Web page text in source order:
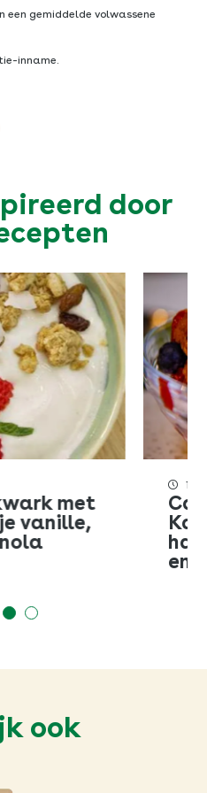
een gemiddelde volwassene
inname.
door
met
vanille,
15
en
ook
SLUITEN